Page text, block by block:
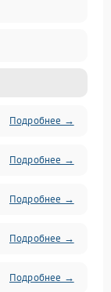
Подробнее →
Подробнее →
Подробнее →
Подробнее →
Подробнее →